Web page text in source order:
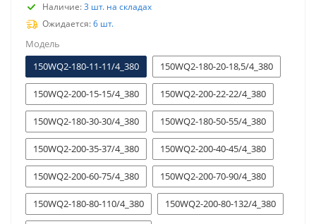
Наличие:3 шт. на складах
Ожидается:6 шт.
Модель
150WQ2-180-11-11/4_380
150WQ2-180-20-18,5/4_380
150WQ2-200-15-15/4_380 150WQ2-200-22-22/4_380
150WQ2-180-30-30/4_380 150WQ2-180-50-55/4_380
150WQ2-200-35-37/4_380 150WQ2-200-40-45/4_380
150WQ2-200-60-75/4_380 150WQ2-200-70-90/4_380
150WQ2-180-80-110/4_380 150WQ2-200-80-132/4_380